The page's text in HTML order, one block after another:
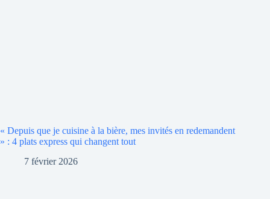
« Depuis que je cuisine à la bière, mes invités en redemandent
» : 4 plats express qui changent tout
7 février 2026